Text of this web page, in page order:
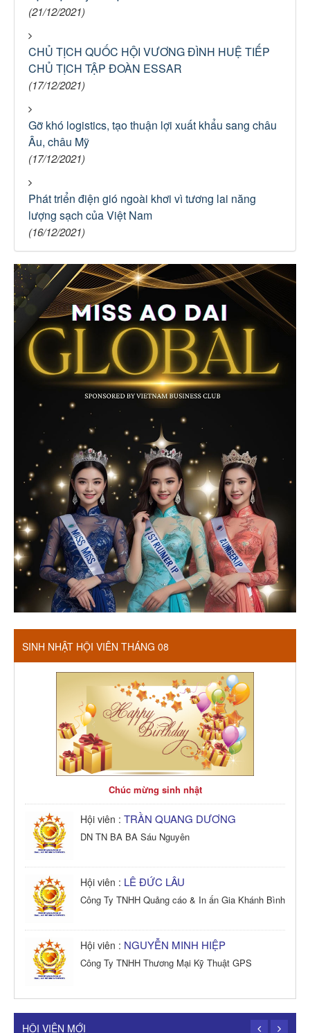
(21/12/2021)
CHỦ TỊCH QUỐC HỘI VƯƠNG ĐÌNH HUỆ TIẾP
CHỦ TỊCH TẬP ĐOÀN ESSAR
(17/12/2021)
Gỡ khó logistics, tạo thuận lợi xuất khẩu sang châu
Âu, châu Mỹ
(17/12/2021)
Phát triển điện gió ngoài khơi vì tương lai năng
lượng sạch của Việt Nam
(16/12/2021)
SINH NHẬT HỘI VIÊN THÁNG 08
Chúc mừng sinh nhật
Hội viên : TRẦN QUANG DƯƠNG
DN TN BA BA Sáu Nguyên
Hội viên : LÊ ĐỨC LÂU
Công Ty TNHH Quảng cáo & In ấn Gia Khánh Bình
Hội viên : NGUYỄN MINH HIỆP
Công Ty TNHH Thương Mại Kỹ Thuật GPS
Công Ty TNHH Dịch vụ Cuộc Sống Hạnh Phúc
HỘI VIÊN MỚI